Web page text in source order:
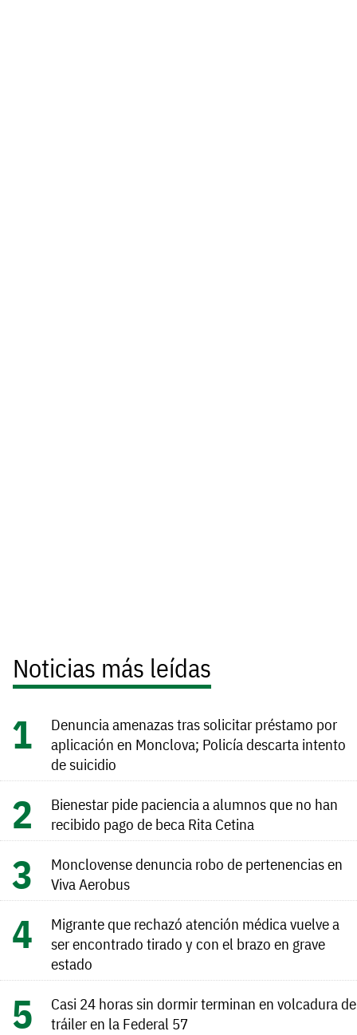
Noticias más leídas
Denuncia amenazas tras solicitar préstamo por
aplicación en Monclova; Policía descarta intento
de suicidio
Bienestar pide paciencia a alumnos que no han
recibido pago de beca Rita Cetina
Monclovense denuncia robo de pertenencias en
Viva Aerobus
Migrante que rechazó atención médica vuelve a
ser encontrado tirado y con el brazo en grave
estado
Casi 24 horas sin dormir terminan en volcadura de
tráiler en la Federal 57